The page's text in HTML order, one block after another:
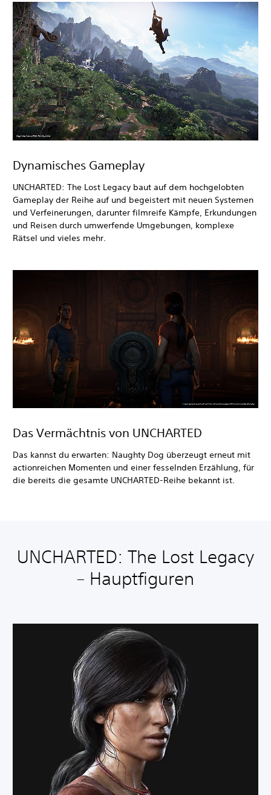
Dynamisches Gameplay
UNCHARTED: The Lost Legacy baut auf dem hochgelobten
Gameplay der Reihe auf und begeistert mit neuen Systemen
und Verfeinerungen, darunter filmreife Kämpfe, Erkundungen
und Reisen durch umwerfende Umgebungen, komplexe
Rätsel und vieles mehr.
Das Vermächtnis von UNCHARTED
Das kannst du erwarten: Naughty Dog überzeugt erneut mit
actionreichen Momenten und einer fesselnden Erzählung, für
die bereits die gesamte UNCHARTED-Reihe bekannt ist.
UNCHARTED: The Lost Legacy
– Hauptfiguren